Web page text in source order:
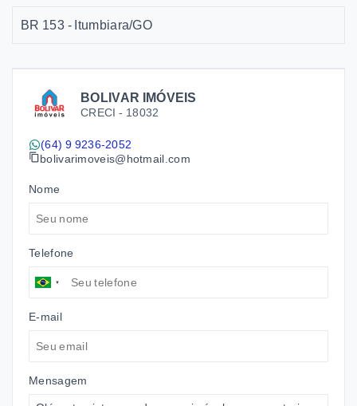
BOLIVAR IMÓVEIS
CRECI - 18032
(64) 9 9236-2052
bolivarimoveis@hotmail.com
Nome
Telefone
E-mail
Mensagem
BR 153 - Itumbiara/GO